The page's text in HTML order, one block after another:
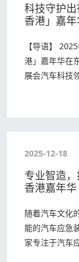
科技守护
香港」嘉
【导语】
港」嘉年华在
展会汽车科技
2025-12-18
专业智造
香港嘉年华
随着汽车文化
能的汽车应急
家专注于汽车